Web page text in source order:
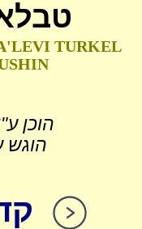
TURKEL
הוכן
הוגש